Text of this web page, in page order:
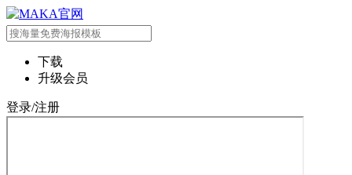
下载
升级会员
登录/注册